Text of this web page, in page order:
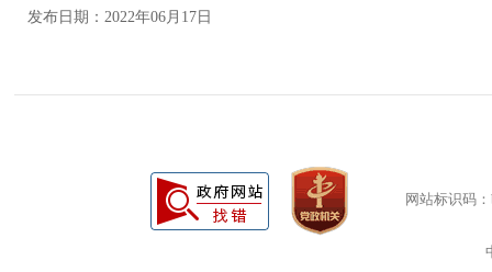
发布日期：2022年06月17日
网站标识码